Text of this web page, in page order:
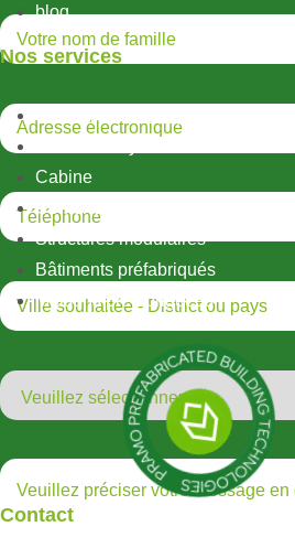
blog
Nos services
Structures métalliques légères
Cabine
Conteneur
Structures modulaires
Bâtiments préfabriqués
Maisons préfabriquées
Contact